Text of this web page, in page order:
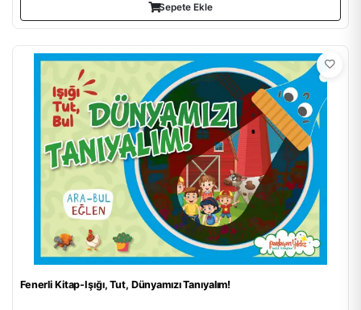
Sepete Ekle
Fenerli Kitap-Işığı, Tut, Dünyamızı Tanıyalım!